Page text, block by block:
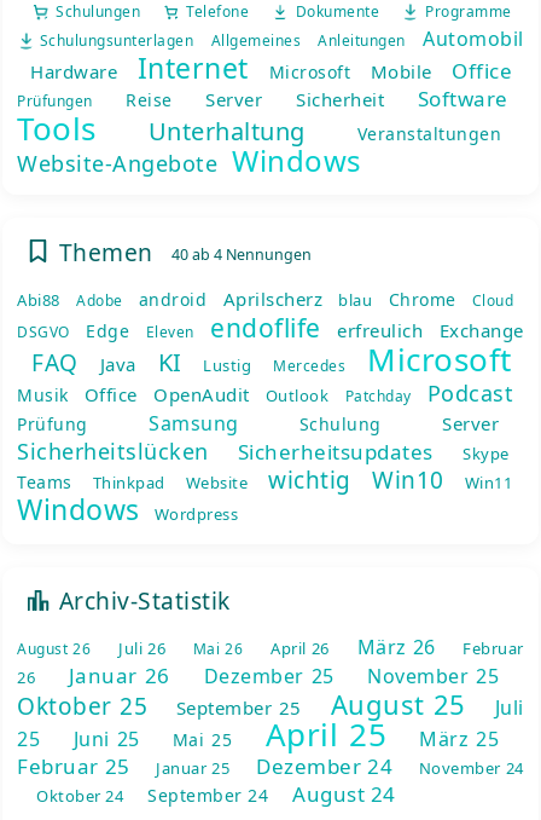
Schulungen Telefone Dokumente
Programme
Schulungsunterlagen
Allgemeines Anleitungen Automobil
Hardware Internet Microsoft Mobile Office
Prüfungen Reise Server Sicherheit Software
Tools Unterhaltung Veranstaltungen
Website-Angebote Windows
Themen 40 ab 4 Nennungen
Abi88 Adobe android Aprilscherz blau Chrome
Cloud
DSGVO
Edge Eleven endoflife erfreulich Exchange
FAQ Java KI Lustig Mercedes Microsoft
Musik Office OpenAudit Outlook Patchday Podcast
Prüfung Samsung Schulung Server
Sicherheitslücken Sicherheitsupdates Skype
Teams Thinkpad Website wichtig Win10 Win11
Windows Wordpress
Archiv-Statistik
August 26 Juli 26 Mai 26 April 26 März 26
Februar
26
Januar 26 Dezember 25 November 25
Oktober 25 September 25 August 25
Juli
25
Juni 25 Mai 25 April 25 März 25
Februar 25 Januar 25 Dezember 24
November 24
Oktober 24
September 24 August 24